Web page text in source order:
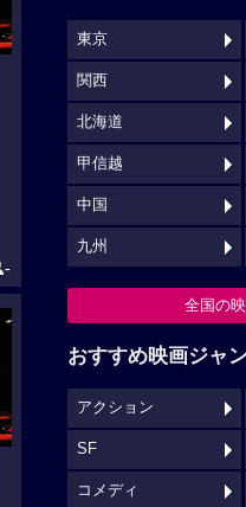
-
東京
関西
北海道
甲信越
中国
九州
全国の
おすすめ映画ジャ
アクション
SF
コメディ